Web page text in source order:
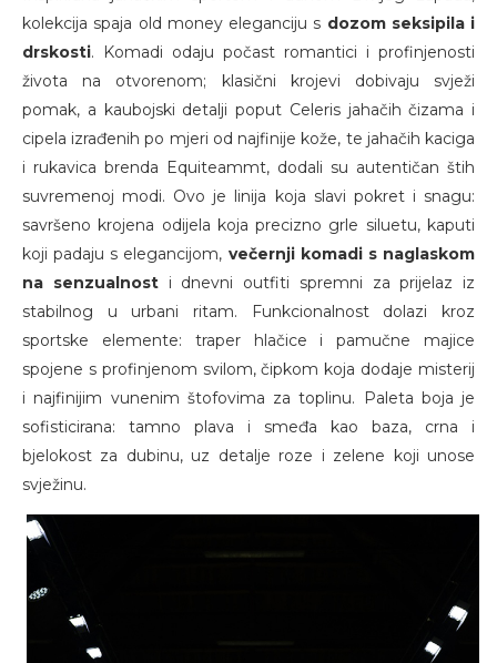
kolekcija spaja old money eleganciju s dozom seksipila i
drskosti. Komadi odaju počast romantici i profinjenosti
života na otvorenom; klasični krojevi dobivaju svježi
pomak, a kaubojski detalji poput Celeris jahačih čizama i
cipela izrađenih po mjeri od najfinije kože, te jahačih kaciga
i rukavica brenda Equiteammt, dodali su autentičan štih
suvremenoj modi. Ovo je linija koja slavi pokret i snagu:
savršeno krojena odijela koja precizno grle siluetu, kaputi
koji padaju s elegancijom, večernji komadi s naglaskom
na senzualnosti dnevni outfiti spremni za prijelaz iz
stabilnog u urbani ritam. Funkcionalnost dolazi kroz
sportske elemente: traper hlačice i pamučne majice
spojene s profinjenom svilom, čipkom koja dodaje misterij
i najfinijim vunenim štofovima za toplinu. Paleta boja je
sofisticirana: tamno plava i smeđa kao baza, crna i
bjelokost za dubinu, uz detalje roze i zelene koji unose
svježinu.